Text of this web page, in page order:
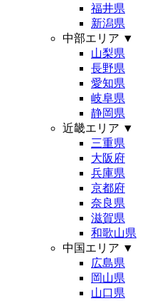
福井県
新潟県
中部エリア ▼
山梨県
長野県
愛知県
岐阜県
静岡県
近畿エリア ▼
三重県
大阪府
兵庫県
京都府
奈良県
滋賀県
和歌山県
中国エリア ▼
広島県
岡山県
山口県